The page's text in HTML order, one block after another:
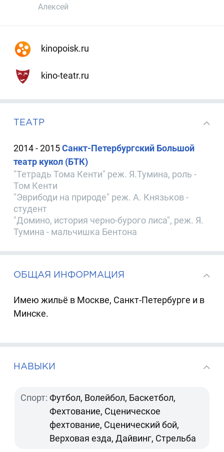
Алексей
kinopoisk.ru
kino-teatr.ru
ТЕАТР
2014 - 2015Санкт-Петербургский Большой
театр кукол (БТК)
"Тетрадь Тома Кенти" реж. Я.Тумина, роль -
Том Кенти
"Эврибоди на природе" реж. А. Князьков -
студент
"Домино, история черно-бурого лиса", реж. Я.
Тумина - мальчишка Бентона
ОБЩАЯ ИНФОРМАЦИЯ
Имею жильё в Москве, Санкт-Петербурге и в
Минске.
НАВЫКИ
Спорт: Футбол, Волейбол, Баскетбол,
Фехтование, Сценическое
фехтование, Сценический бой,
Верховая езда, Дайвинг, Стрельба